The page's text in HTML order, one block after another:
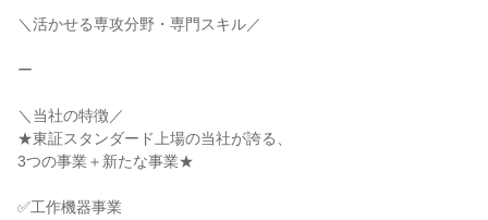
＼活かせる専攻分野・専門スキル／
ー
＼当社の特徴／
★東証スタンダード上場の当社が誇る、
3つの事業＋新たな事業★
✅工作機器事業